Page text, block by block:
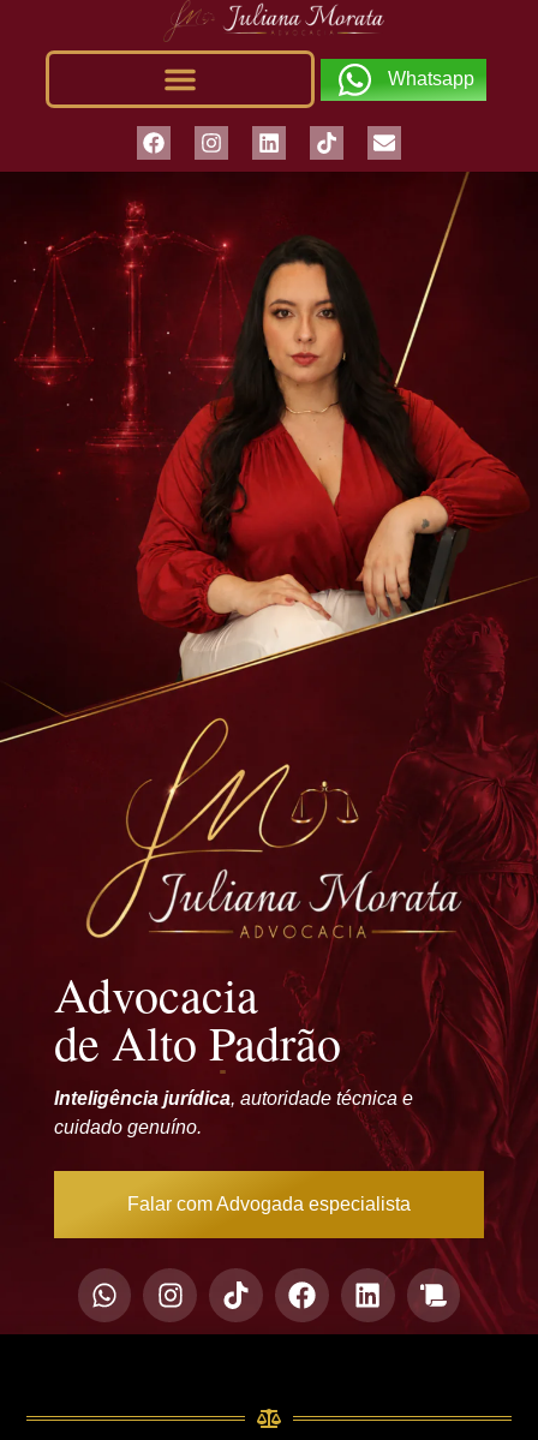
Whatsapp
Advocacia
de Alto Padrão
Inteligência jurídica, autoridade técnica e
cuidado genuíno.
Falar com Advogada especialista